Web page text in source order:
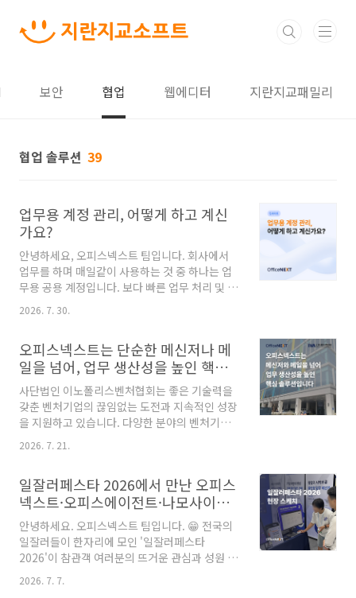
보안 협업 웹에디터 지란지교패밀리
협업 솔루션 39
업무용 계정 관리, 어떻게 하고 계신
가요?
안녕하세요, 오피스넥스트 팀입니다. 회사에서
업무를 하며 매일같이 사용하는 것 중 하나는 업
무용 공용 계정입니다. 보다 빠른 업무 처리 및 업
무 자료 공유를 위해 파트원 또는 팀원들과 공유
하는 업무용 계정이 하나쯤은 있을 거예요. 단, 업
유출 위험도 높아질 수밖에 없는데요. 그렇기 때
문에 계정 보안도 반드시 신경 써서 관리해야 합
니다.지난 7월, 오피스넥스트 팀은 직장인 약
100명을 대상으로 업무용 계정 관리 현황에 대해
조사했습니다. 이번 아티클은 조사 결과를 기반
으로 기업 내 업무용 계정 관리 현황과 오피스패
스워드로 효과적으로 업무 계정 정보를 관리할
명은 업무용 계정 보안 사각 지대에 놓여..
2026. 7. 30.
오피스넥스트는 단순한 메신저나 메
일을 넘어, 업무 생산성을 높인 핵심
솔루션이에요
사단법인 이노폴리스벤처협회는 좋은 기술력을
갖춘 벤처기업의 끊임없는 도전과 지속적인 성장
을 지원하고 있습니다. 다양한 분야의 벤처기업
들을 대상으로 지원 프로그램을 기획하고 효과적
인 네트워크를 구성해야 하는 만큼, 이노폴리스
효과적으로 소통하는 것이 무엇보다 중요한데요.
이노폴리스벤처협회는 오피스넥스트의 오피스
챗, 오피스메일 도입 이후 조직 내·외부로 효율적
인 협업 환경을 다지고, 중요한 업무 자료에 대한
보안까지 강화할 수 있었습니다. 궁극적으로는
벤처기업과 스타트업의 기술 혁신을 훨씬 빠르게
지원하는 기반을 다지게 된 이노폴리스벤처협회
2026. 7. 21.
일잘러페스타 2026에서 만난 오피스
넥스트·오피스에이전트·나모사이트
빌더
안녕하세요. 오피스넥스트 팀입니다. 😁 전국의
일잘러들이 한자리에 모인 '일잘러페스타
2026'이 참관객 여러분의 뜨거운 관심과 성원 속
에 성공적으로 막을 내렸습니다! 이번 행사에서
지란지교소프트는 올인원 협업 플랫폼 '오피스넥
2026. 7. 7.